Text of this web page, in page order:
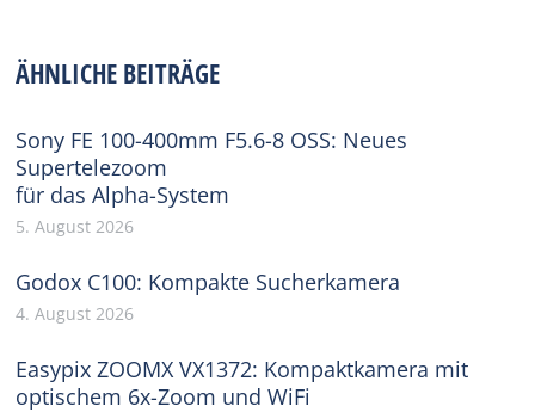
ÄHNLICHE BEITRÄGE
Sony FE 100-400mm F5.6-8 OSS: Neues
Supertelezoom
für das Alpha-System
5. August 2026
Godox C100: Kompakte Sucherkamera
4. August 2026
Easypix ZOOMX VX1372: Kompaktkamera mit
optischem 6x-Zoom und WiFi